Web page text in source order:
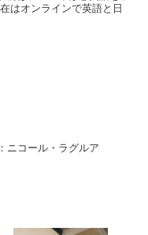
はオンラインで英語と日
ニコール・ラグルア